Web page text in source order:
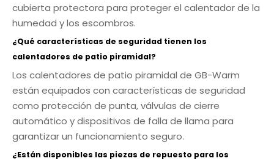
cubierta protectora para proteger el calentador de la
humedad y los escombros.
¿Qué características de seguridad tienen los
calentadores de patio piramidal?
Los calentadores de patio piramidal de GB-Warm
están equipados con características de seguridad
como protección de punta, válvulas de cierre
automático y dispositivos de falla de llama para
garantizar un funcionamiento seguro.
¿Están disponibles las piezas de repuesto para los